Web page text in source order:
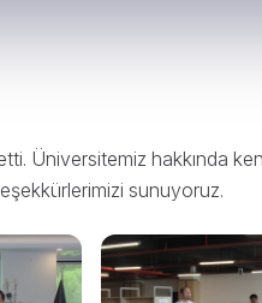
Üniversitemiz hakkında
sunuyoruz.